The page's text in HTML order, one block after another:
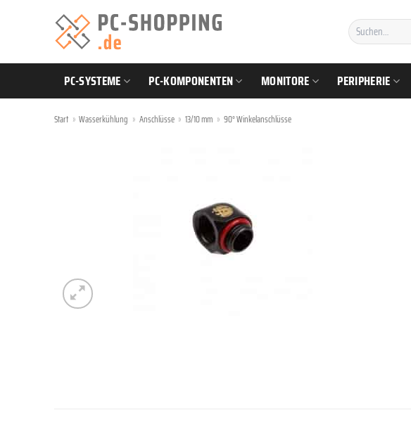
Suchen
nach:
PC-SYSTEME PC-KOMPONENTEN MONITORE PERIPHERIE
Start » Wasserkühlung » Anschlüsse » 13/10 mm » 90° Winkelanschlüsse